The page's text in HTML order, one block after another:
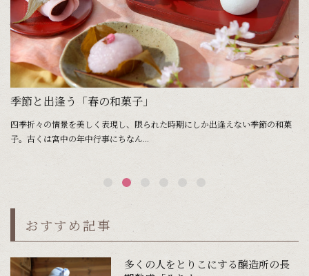
季節と出逢う「春の和菓子」
四季折々の情景を美しく表現し、限られた時期にしか出逢えない季節の和菓
子。古くは宮中の年中行事にちなん...
おすすめ記事
多くの人をとりこにする醸造所の長